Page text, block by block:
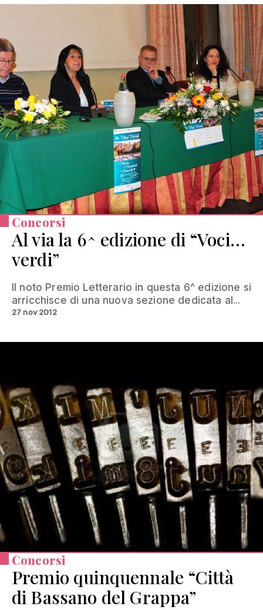
Concorsi
Al via la 6^ edizione di “Voci…
verdi”
Il noto Premio Letterario in questa 6^ edizione si
arricchisce di una nuova sezione dedicata al...
27 nov 2012
Concorsi
Premio quinquennale “Città
di Bassano del Grappa”